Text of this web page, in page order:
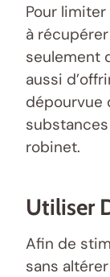
Pour limiter
à
seulement
aussi
dépourvue
robinet.
Utiliser
Afin de
sans